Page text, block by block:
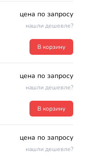
цена по запросу
нашли дешевле?
В корзину
цена по запросу
нашли дешевле?
В корзину
цена по запросу
нашли дешевле?